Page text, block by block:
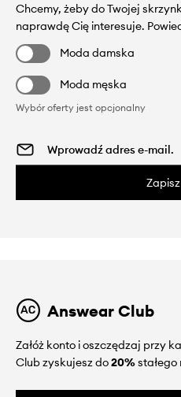
Chcemy, żeby do Twojej
naprawdę Cię interesuje.
Moda damska
Moda męska
Wybór oferty jest opcjonalny
Answear Club
Załóż konto i oszczędzaj przy
Club zyskujesz do20%